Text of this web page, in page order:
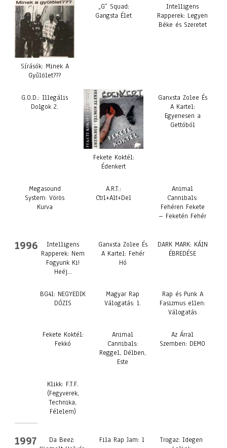
Sírásók: Minek A
Gyűlölet???
„G” Squad:
Gangsta Élet
Intelligens
Rapperek: Legyen
Béke és Szeretet
G.O.D.: Illegális
Dolgok 2.
Fekete Koktél:
Édenkert
Ganxsta Zolee És
A Kartel:
Egyenesen a
Gettóból
Megasound
System: Vörös
Kurva
A.R.T.:
Ctrl+Alt+Del
Animal
Cannibals:
Fehéren Fekete
– Feketén Fehér
1996
Intelligens
Rapperek: Nem
Fogyunk Ki!
Heéj…
Ganxsta Zolee És
A Kartel: Fehér
Hó
DARK MARK: KÁIN
ÉBREDÉSE
BG41: NEGYEDIK
DÓZIS
Magyar Rap
Válogatás: 1.
Rap és Punk A
Fasizmus ellen:
Válogatás
Fekete Koktél:
Fekkó
Animal
Cannibals:
Reggel, Délben,
Este
Az Árral
Szemben: DEMO
Klikk: F.T.F.
(Fegyverek,
Technika,
Félelem)
1997
Da Beez:
Fila Rap Jam: 1
Trogaz: Idegen